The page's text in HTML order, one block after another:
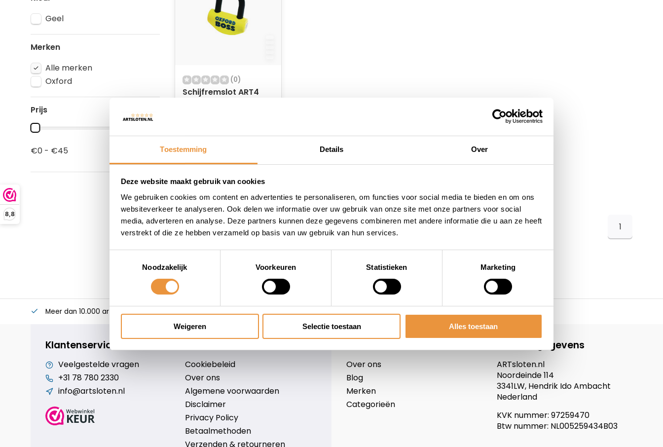
Toestemming Details Over
Deze website maakt gebruik van cookies
We gebruiken cookies om content en advertenties te personaliseren, om functies voor social media te bieden en om ons
websiteverkeer te analyseren. Ook delen we informatie over uw gebruik van onze site met onze partners voor social
media, adverteren en analyse. Deze partners kunnen deze gegevens combineren met andere informatie die u aan ze heeft
verstrekt of die ze hebben verzameld op basis van uw gebruik van hun services.
Noodzakelijk
Voorkeuren Statistieken Marketing
Weigeren Selectie toestaan Alles toestaan
8,8
Geel
Merken
Alle merken
Oxford
Prijs
€0 - €45
(0)
Schijfremslot ART4
44,95
1
Meer dan 10.000 artikelen Alles voor uw tweewieler Snelle levering Niet goed = geld terug
Klantenservice
Veelgestelde vragen
+31 78 780 2330
info@artsloten.nl
Cookiebeleid
Over ons
Algemene voorwaarden
Disclaimer
Privacy Policy
Betaalmethoden
Verzenden & retourneren
Over ons
Blog
Merken
Categorieën
Contactgegevens
ARTsloten.nl
Noordeinde 114
3341LW, Hendrik Ido Ambacht
Nederland
KVK nummer: 97259470
Btw nummer: NL005259434B03